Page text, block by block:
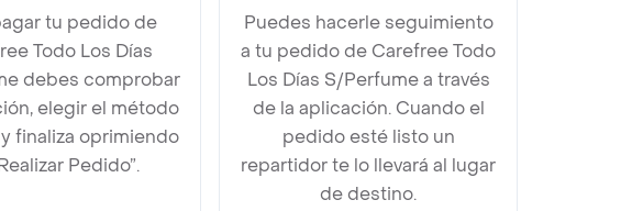
tu pedido de
Todo Los Días
debes comprobar
elegir el método
finaliza oprimiendo
Pedido”.
Puedes hacerle seguimiento
a tu pedido de Carefree Todo
Los Días S/Perfume a través
de la aplicación. Cuando el
pedido esté listo un
repartidor te lo llevará al lugar
de destino.